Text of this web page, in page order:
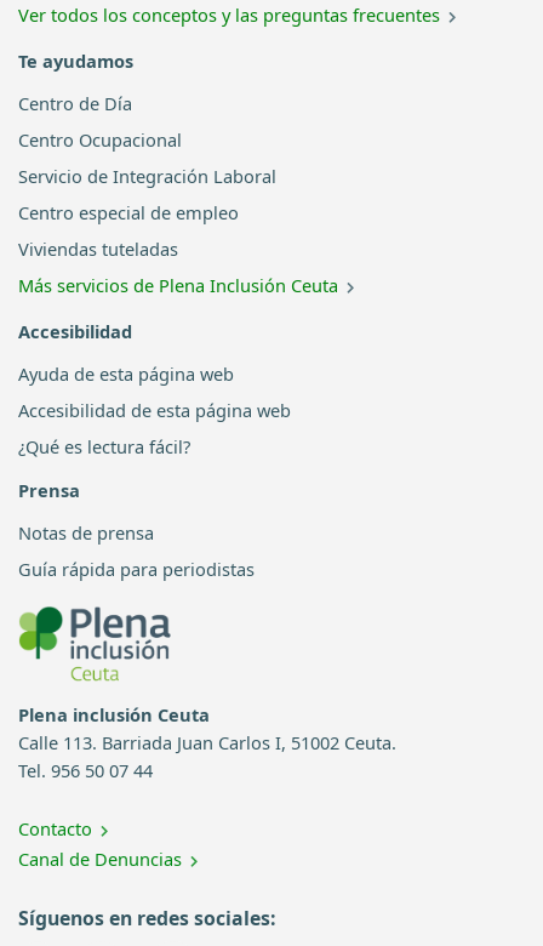
Ver todos los conceptos y las preguntas frecuentes
Te ayudamos
Centro de Día
Centro Ocupacional
Servicio de Integración Laboral
Centro especial de empleo
Viviendas tuteladas
Más servicios de Plena Inclusión Ceuta
Accesibilidad
Ayuda de esta página web
Accesibilidad de esta página web
¿Qué es lectura fácil?
Prensa
Notas de prensa
Guía rápida para periodistas
Plena inclusión Ceuta
Calle 113. Barriada Juan Carlos I, 51002 Ceuta.
Tel. 956 50 07 44
Contacto
Canal de Denuncias
Síguenos en redes sociales: